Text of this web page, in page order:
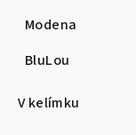
Modena
BluLou
V kelímku